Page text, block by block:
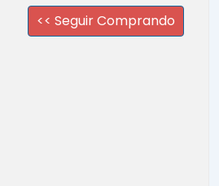
<< Seguir Comprando